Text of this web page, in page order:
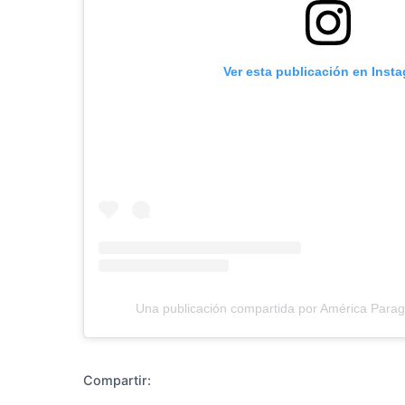
Ver esta publicación en
Una publicación compartida por América
Compartir: